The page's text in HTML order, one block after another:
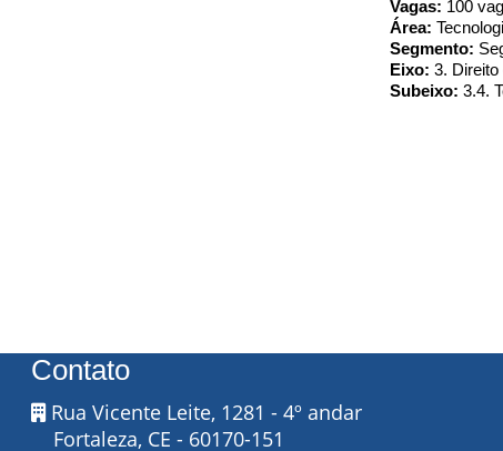
Vagas: 100
Área:
Segmento:
Eixo: 3. Direito
Subeixo: 3.4.
Contato
Rua Vicente Leite, 1281 - 4º andar
Fortaleza, CE - 60170-151